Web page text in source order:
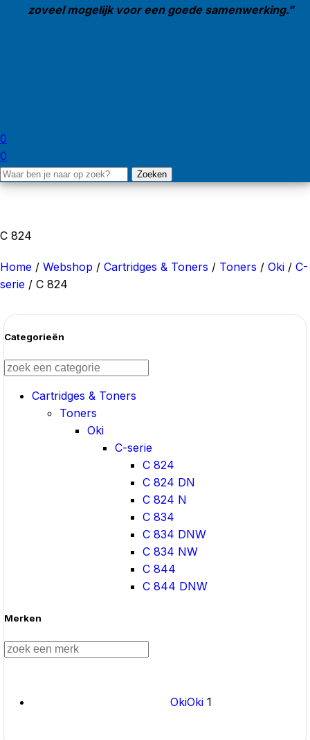
zoveel mogelijk voor een goede samenwerking."
0
0
Zoeken
C 824
Home / Webshop / Cartridges & Toners / Toners / Oki / C-
serie / C 824
Categorieën
Cartridges & Toners
Toners
Oki
C-serie
C 824
C 824 DN
C 824 N
C 834
C 834 DNW
C 834 NW
C 844
C 844 DNW
Merken
OkiOki 1